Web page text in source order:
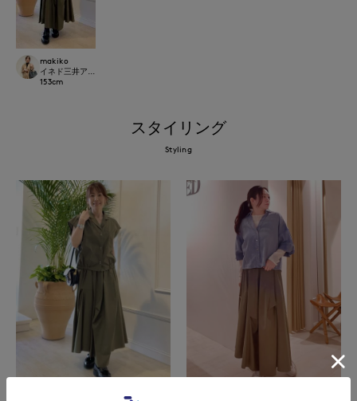
makiko
イネド三井アウトレットパーク多摩南大沢店
153cm
スタイリング
Styling
イネド三井アウトレットパーク多摩南大沢